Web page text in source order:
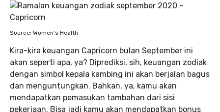
Source: Women’s Health
Kira-kira keuangan Capricorn bulan September ini
akan seperti apa, ya? Diprediksi, sih, keuangan zodiak
dengan simbol kepala kambing ini akan berjalan bagus
dan menguntungkan. Bahkan, ya, kamu akan
mendapatkan pemasukan tambahan dari sisi
pekerjaan. Bisa jadi kamu akan mendapatkan bonus